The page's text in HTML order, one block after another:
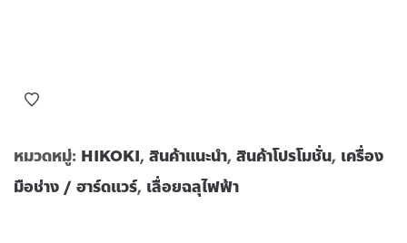
หมวดหมู่: HIKOKI, สินค้าแนะนำ, สินค้าโปรโมชั่น, เครื่อง
มือช่าง / ฮาร์ดแวร์, เลื่อยฉลุไฟฟ้า